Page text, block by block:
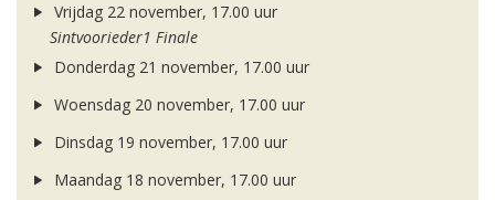
Vrijdag 22 november, 17.00 uur
Sintvoorieder1 Finale
Donderdag 21 november, 17.00 uur
Woensdag 20 november, 17.00 uur
Dinsdag 19 november, 17.00 uur
Maandag 18 november, 17.00 uur